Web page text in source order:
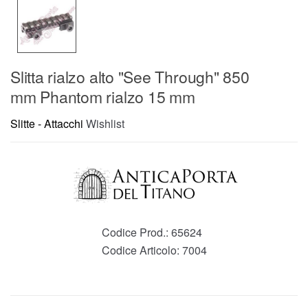
Slitta rialzo alto "See Through" 850
mm Phantom rialzo 15 mm
Slitte - Attacchi Wishlist
Codice Prod.: 65624
Codice Articolo: 7004